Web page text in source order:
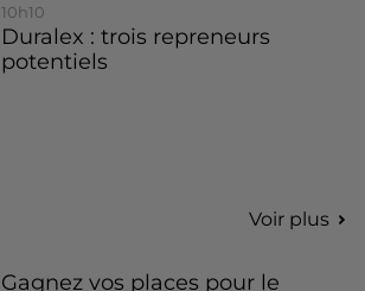
10h10
Duralex : trois repreneurs
potentiels
Voir plus
Gagnez vos places pour le